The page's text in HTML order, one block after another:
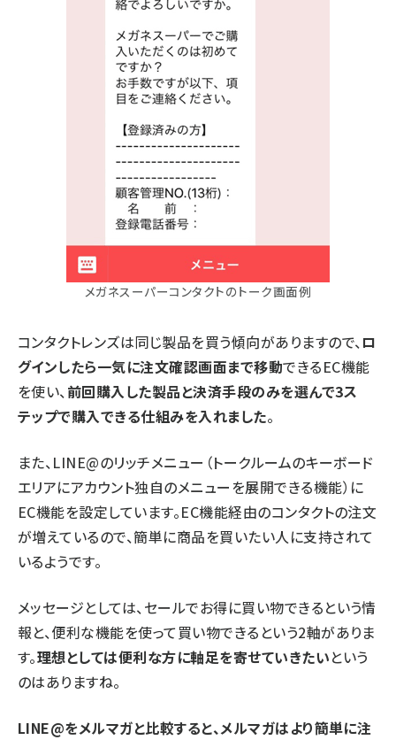
メガネスーパーコンタクトのトーク画面例
コンタクトレンズは同じ製品を買う傾向がありますので、ロ
グインしたら一気に注文確認画面まで移動できるEC機能
を使い、前回購入した製品と決済手段のみを選んで3ス
テップで購入できる仕組みを入れました。
また、LINE@のリッチメニュー（トークルームのキーボード
エリアにアカウント独自のメニューを展開できる機能）に
EC機能を設定しています。EC機能経由のコンタクトの注文
が増えているので、簡単に商品を買いたい人に支持されて
いるようです。
メッセージとしては、セールでお得に買い物できるという情
報と、便利な機能を使って買い物できるという2軸がありま
す。理想としては便利な方に軸足を寄せていきたいという
のはありますね。
LINE@をメルマガと比較すると、メルマガはより簡単に注